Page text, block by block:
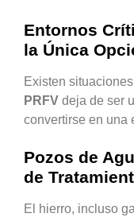
Entornos
la Única
Existen
PRFV deja de ser
convertirse en una
Pozos de
de
El hierro, incluso